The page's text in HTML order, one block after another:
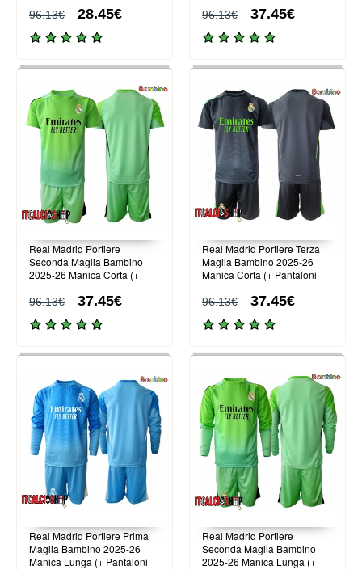
96.13€ 28.45€ 96.13€ 37.45€
Real Madrid Portiere
Seconda Maglia Bambino
2025-26 Manica Corta (+
96.13€ 37.45€
Real Madrid Portiere Terza
Maglia Bambino 2025-26
Manica Corta (+ Pantaloni
96.13€ 37.45€
Real Madrid Portiere Prima
Maglia Bambino 2025-26
Manica Lunga (+ Pantaloni
Real Madrid Portiere
Seconda Maglia Bambino
2025-26 Manica Lunga (+